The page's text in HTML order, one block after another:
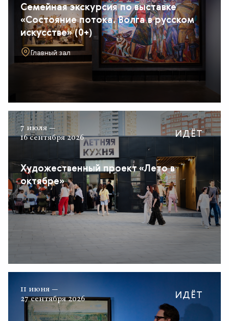
Семейная экскурсия по выставке
«Состояние потока. Волга в русском
искусстве» (0+)
Главный зал
7 июля —
16 сентября 2026
Художественный проект «Лето в
октябре»
ИДЁТ
11 июня —
27 сентября 2026
ИДЁТ